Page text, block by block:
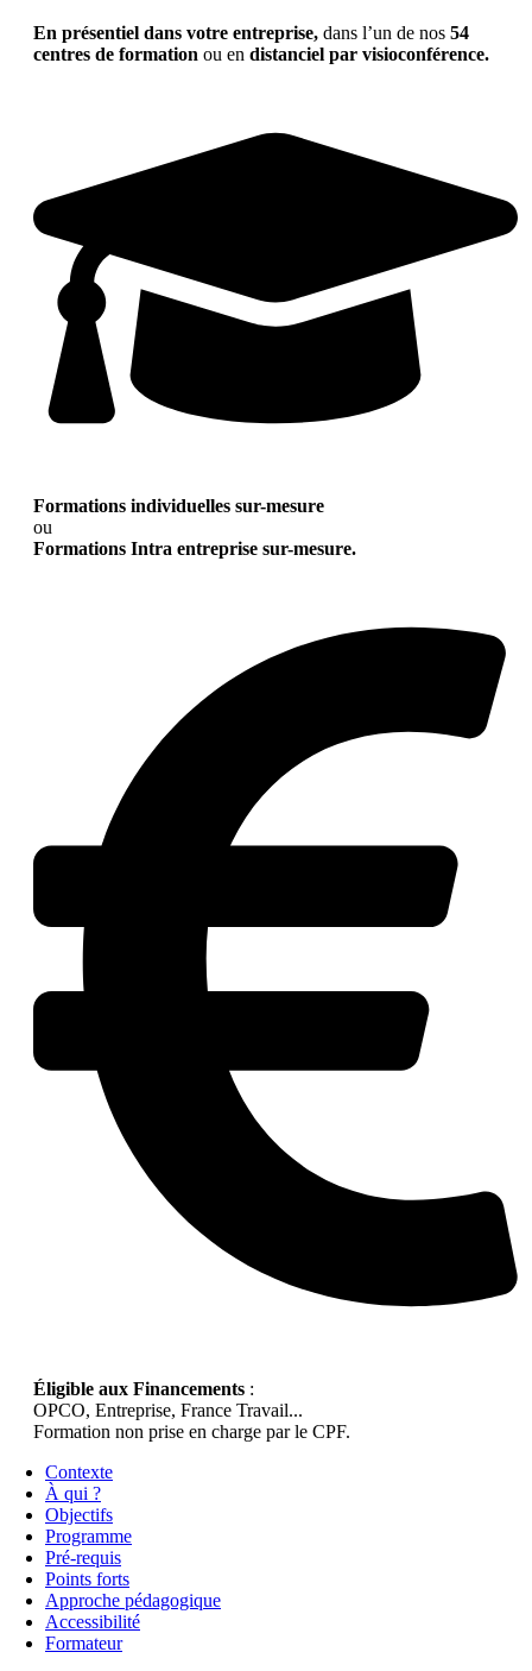
En présentiel dans votre entreprise, dans l’un de nos 54
centres de formation ou en distanciel par visioconférence.
Formations individuelles sur-mesure
ou
Formations Intra entreprise sur-mesure.
Éligible aux Financements :
OPCO, Entreprise, France Travail...
Formation non prise en charge par le CPF.
Contexte
À qui ?
Objectifs
Programme
Pré-requis
Points forts
Approche pédagogique
Accessibilité
Formateur